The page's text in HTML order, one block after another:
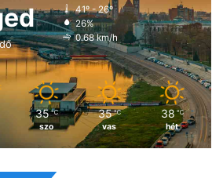
41º - 26º
26%
0.68 km/h
35 ℃
szo
35 ℃
vas
38 ℃
hét